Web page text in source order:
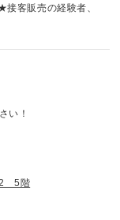
客販売の経験者、
い！
2 5階